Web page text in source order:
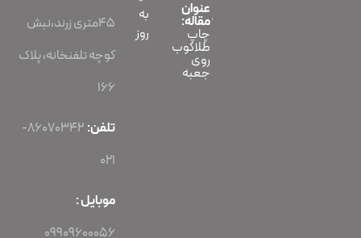
عنوان
مقاله:
چاپ
طلاکوب
روی
جعبه
به
روز
45متری زرند،نبش
کوچه تلفنخانه، پلاک
166
تلفن:
86070342-
021
موبایل :
09909600056